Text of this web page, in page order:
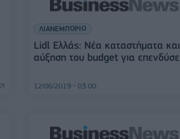
ΛΙΑΝΕΜΠΟΡΙΟ
Lidl Eλλάς: Νέα καταστήματα και
αύξηση του budget για
12/06/2019 - 03:00